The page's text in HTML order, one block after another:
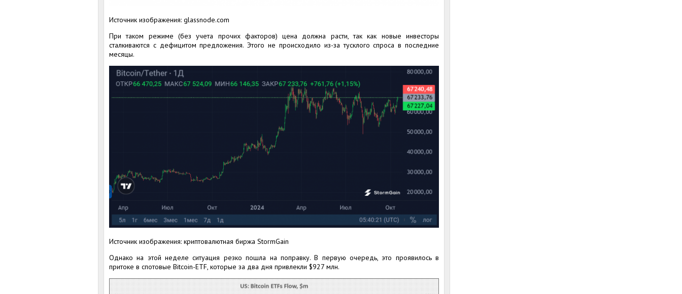
Источник изображения: glassnode.com
При таком режиме (без учета прочих факторов) цена должна расти, так как новые инвесторы
сталкиваются с дефицитом предложения. Этого не происходило из-за тусклого спроса в последние
месяцы.
Источник изображения: криптовалютная биржа StormGain
Однако на этой неделе ситуация резко пошла на поправку. В первую очередь, это проявилось в
притоке в спотовые Bitcoin-ETF, которые за два дня привлекли $927 млн.